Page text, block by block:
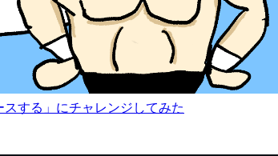
する」にチャレンジしてみた